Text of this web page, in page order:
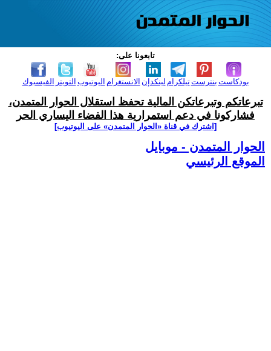
تابعونا على:
الفيسبوك التويتر اليوتيوب الانستغرام لينكدإن تيلكرامبنترست بودكاست
تبرعاتكم وتبرعاتكن المالية تحفظ استقلال الحوار المتمدن،
فشاركونا في دعم استمرارية هذا الفضاء اليساري الحر
[اشترك في قناة ‫«الحوار المتمدن» على اليوتيوب]
الحوار المتمدن - موبايل
الموقع الرئيسي